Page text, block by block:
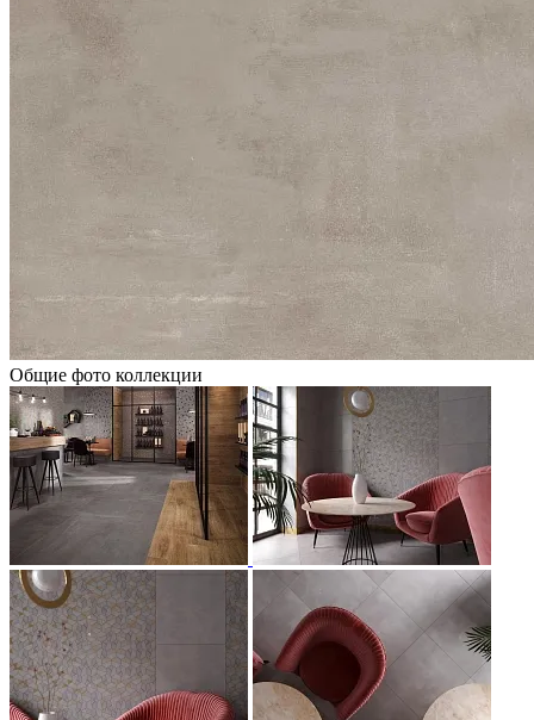
Общие фото коллекции